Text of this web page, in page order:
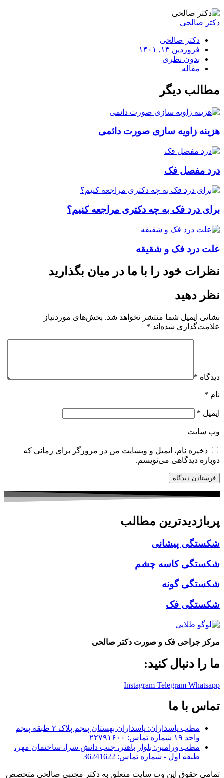
دکتر صالحی
دکتر صالحی
فروردین ۱۳, ۱۴۰۱
بدون نظری
مقاله
مطالب دیگر
هزینه زاویه سازی صورت دائمی
درد مفصل فک
برای درد فک به چه دکتری مراجعه کنیم؟
علت درد فک و شقیقه
نظرات خود را با ما در میان بگذارید
نظر دهید
نشانی ایمیل شما منتشر نخواهد شد. بخش‌های موردنیاز
علامت‌گذاری شده‌اند *
دیدگاه *
نام *
ایمیل *
وب‌ سایت
ذخیره نام، ایمیل و وبسایت من در مرورگر برای زمانی که
دوباره دیدگاهی می‌نویسم.
پربازدیدترین مطالب
شکستگی پیشانی
شکستگی کاسه چشم
شکستگی گونه
شکستگی فک
مرکز جراحی فک و صورت دکتر صالحی
ما را دنبال کنید:
Instagram Telegram Whatsapp
تماس با ما
مطب پاسداران: پاسداران بهستان پنجم پلاک ۲ طبقه پنجم
واحد ۱۹ شماره تماس: ۲۲۷۹۱۶۰۰
مطب ورامین: بلوار باهنر، جنب دانش سرا، ساختمان مهر،
طبقه اول - شماره تماس: 36241622
تمامی حقوق این وب سایت متعلق به دکتر مجتبی صالحی متخصص